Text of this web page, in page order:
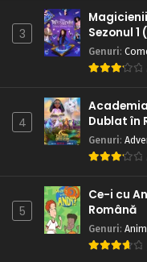
Naruto
pentru
Eps 184 -
Eps 183 -
Naruto –
Timpul
Naruto –
Eps 181 -
3
Sezonul
Genuri:
4
Dublat în
Genuri:
5
Ce-i cu
Română
Genuri: